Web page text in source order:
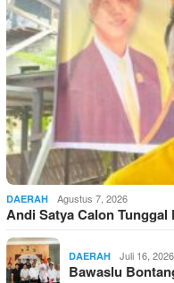
DAERAH Agustus 7, 2026
Andi Satya Calon
DAERAH Juli 16, 2026
Bawaslu